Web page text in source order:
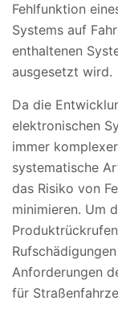
Fehlfunktion
Systems auf
enthaltenen
ausgesetzt wird.
Da die
elektronischen
immer
systematische
das Risiko von
minimieren. Um
Anforderungen
für